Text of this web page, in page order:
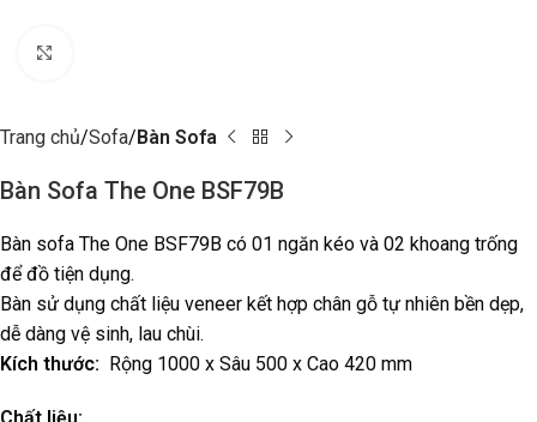
Trang chủ Sofa Bàn Sofa
Bàn Sofa The One BSF79B
Bàn sofa The One BSF79B có 01 ngăn kéo và 02 khoang trống
để đồ tiện dụng.
Bàn sử dụng chất liệu veneer kết hợp chân gỗ tự nhiên bền dẹp,
dễ dàng vệ sinh, lau chùi.
Kích thước: Rộng 1000 x Sâu 500 x Cao 420 mm